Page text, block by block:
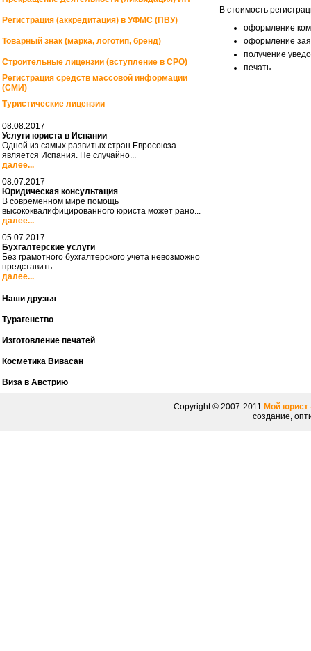
Регистрация (аккредитация) в УФМС (ПВУ)
Товарный знак (марка, логотип, бренд)
Строительные лицензии (вступление в СРО)
Регистрация средств массовой информации
(СМИ)
Туристические лицензии
08.08.2017
Услуги юриста в Испании
Одной из самых развитых стран Евросоюза
является Испания. Не случайно...
далее...
08.07.2017
Юридическая консультация
В современном мире помощь
высококвалифицированного юриста может рано...
далее...
05.07.2017
Бухгалтерские услуги
Без грамотного бухгалтерского учета невозможно
представить...
далее...
Наши друзья
Турагенство
Изготовление печатей
Косметика Вивасан
Виза в Австрию
В стоимость
оформление
оформление
получение
печать.
Copyright © 2007-2011 Мой юрист
создание,